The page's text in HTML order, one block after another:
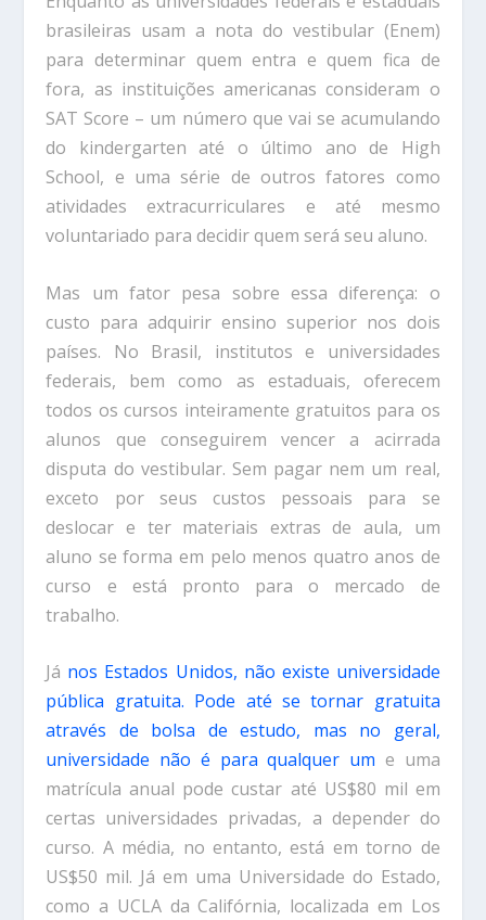
brasileiras usam a nota do vestibular (Enem)
para determinar quem entra e quem fica de
fora, as instituições americanas consideram o
SAT Score – um número que vai se acumulando
do kindergarten até o último ano de High
School, e uma série de outros fatores como
atividades extracurriculares e até mesmo
voluntariado para decidir quem será seu aluno.
Mas um fator pesa sobre essa diferença: o
custo para adquirir ensino superior nos dois
países. No Brasil, institutos e universidades
federais, bem como as estaduais, oferecem
todos os cursos inteiramente gratuitos para os
alunos que conseguirem vencer a acirrada
disputa do vestibular. Sem pagar nem um real,
exceto por seus custos pessoais para se
deslocar e ter materiais extras de aula, um
aluno se forma em pelo menos quatro anos de
curso e está pronto para o mercado de
trabalho.
Já nos Estados Unidos, não existe universidade
pública gratuita. Pode até se tornar gratuita
através de bolsa de estudo, mas no geral,
universidade não é para qualquer um e uma
matrícula anual pode custar até US$80 mil em
certas universidades privadas, a depender do
curso. A média, no entanto, está em torno de
US$50 mil. Já em uma Universidade do Estado,
como a UCLA da Califórnia, localizada em Los